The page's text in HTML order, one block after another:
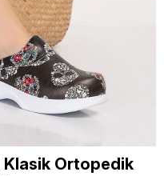
Klasik Ortopedik